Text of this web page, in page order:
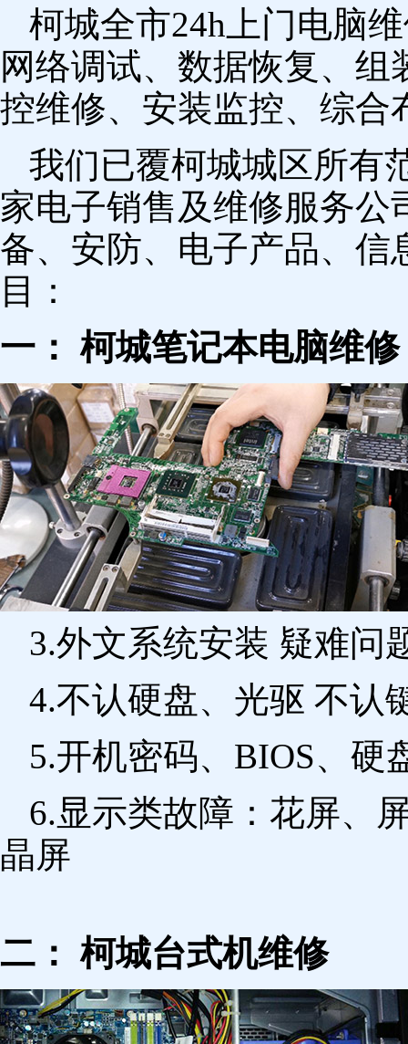
柯城全市24h上门电脑
网络调试、数据恢复、
控维修、安装监控、综合
我们已覆柯城城区所有
家电子销售及维修服务公
备、安防、电子产品、信
目：
一： 柯城笔记本电脑维修
3.外文系统安装 疑难问
4.不认硬盘、光驱 不认
5.开机密码、BIOS、硬
6.显示类故障：花屏、
晶屏
二： 柯城台式机维修